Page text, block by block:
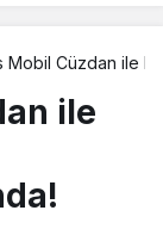
Mobil Cüzdan ile
ile